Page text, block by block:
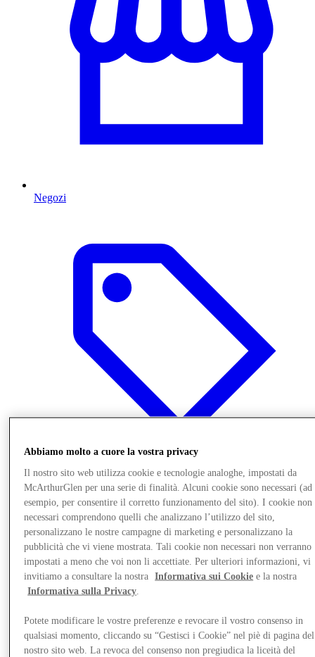
Negozi
Offerte
Abbiamo molto a cuore la vostra privacy
Il nostro sito web utilizza cookie e tecnologie analoghe, impostati da
McArthurGlen per una serie di finalità. Alcuni cookie sono necessari (ad
esempio, per consentire il corretto funzionamento del sito). I cookie non
necessari comprendono quelli che analizzano l’utilizzo del sito,
personalizzano le nostre campagne di marketing e personalizzano la
pubblicità che vi viene mostrata. Tali cookie non necessari non verranno
impostati a meno che voi non li accettiate. Per ulteriori informazioni, vi
invitiamo a consultare la nostra
Informativa sui Cookie e la nostra
Informativa sulla Privacy
Potete modificare le vostre preferenze e revocare il vostro consenso in
qualsiasi momento, cliccando su “Gestisci i Cookie” nel piè di pagina del
nostro sito web. La revoca del consenso non pregiudica la liceità del